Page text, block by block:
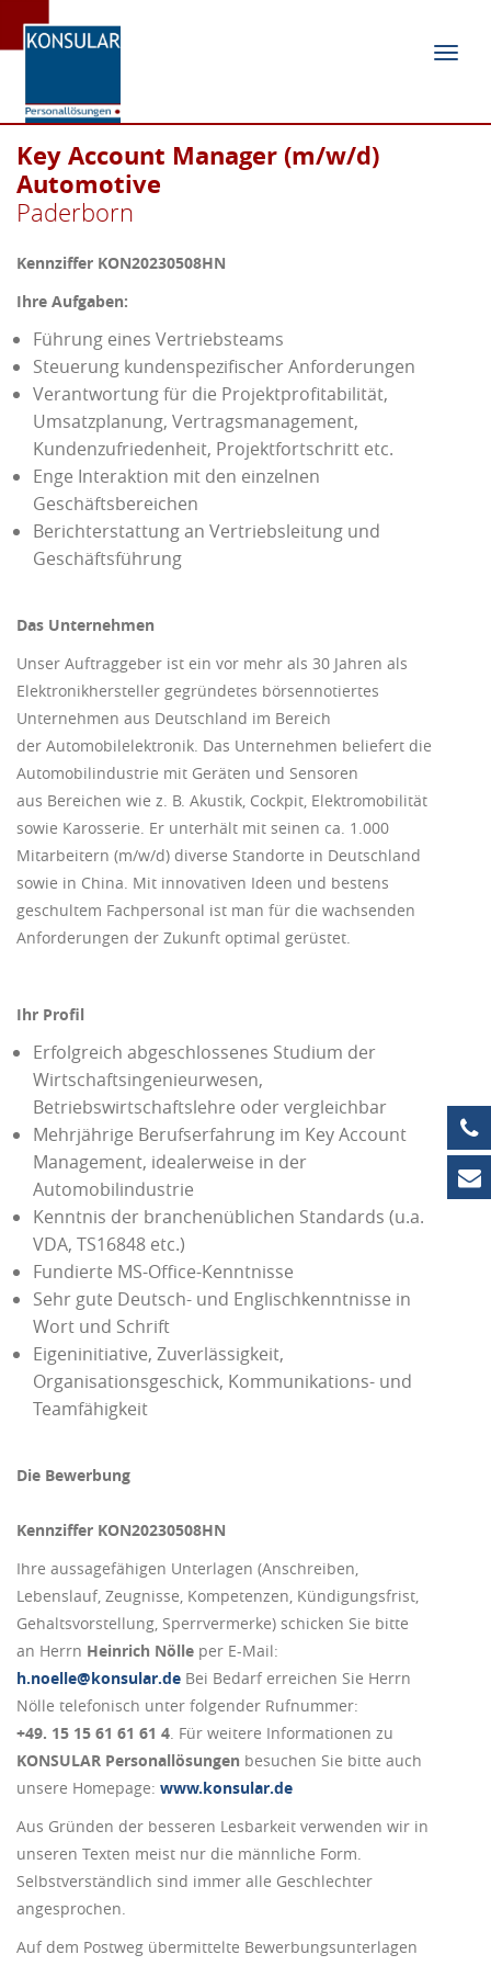
Key Account Manager (m/w/d)
Automotive
Paderborn
Kennziffer KON20230508HN
Ihre Aufgaben:
Führung eines Vertriebsteams
Steuerung kundenspezifischer Anforderungen
Verantwortung für die Projektprofitabilität,
Umsatzplanung, Vertragsmanagement,
Kundenzufriedenheit, Projektfortschritt etc.
Enge Interaktion mit den einzelnen
Geschäftsbereichen
Berichterstattung an Vertriebsleitung und
Geschäftsführung
Das Unternehmen
Unser Auftraggeber ist ein vor mehr als 30 Jahren als
Elektronikhersteller gegründetes börsennotiertes
Unternehmen aus Deutschland im Bereich
der Automobilelektronik. Das Unternehmen beliefert die
Automobilindustrie mit Geräten und Sensoren
aus Bereichen wie z. B. Akustik, Cockpit, Elektromobilität
sowie Karosserie. Er unterhält mit seinen ca. 1.000
Mitarbeitern (m/w/d) diverse Standorte in Deutschland
sowie in China. Mit innovativen Ideen und bestens
geschultem Fachpersonal ist man für die wachsenden
Anforderungen der Zukunft optimal gerüstet.
Ihr Profil
Erfolgreich abgeschlossenes Studium der
Wirtschaftsingenieurwesen,
Betriebswirtschaftslehre oder vergleichbar
Mehrjährige Berufserfahrung im Key Account
Management, idealerweise in der
Automobilindustrie
Kenntnis der branchenüblichen Standards (u.a.
VDA, TS16848 etc.)
Fundierte MS-Office-Kenntnisse
Sehr gute Deutsch- und Englischkenntnisse in
Wort und Schrift
Eigeninitiative, Zuverlässigkeit,
Organisationsgeschick, Kommunikations- und
Teamfähigkeit
Die Bewerbung
Kennziffer KON20230508HN
Ihre aussagefähigen Unterlagen (Anschreiben,
Lebenslauf, Zeugnisse, Kompetenzen, Kündigungsfrist,
Gehaltsvorstellung, Sperrvermerke) schicken Sie bitte
an Herrn Heinrich Nölle per E-Mail:
h.noelle@konsular.de Bei Bedarf erreichen Sie Herrn
Nölle telefonisch unter folgender Rufnummer:
+49. 15 15 61 61 61 4. Für weitere Informationen zu
KONSULAR Personallösungen besuchen Sie bitte auch
unsere Homepage: www.konsular.de
Aus Gründen der besseren Lesbarkeit verwenden wir in
unseren Texten meist nur die männliche Form.
Selbstverständlich sind immer alle Geschlechter
angesprochen.
Auf dem Postweg übermittelte Bewerbungsunterlagen